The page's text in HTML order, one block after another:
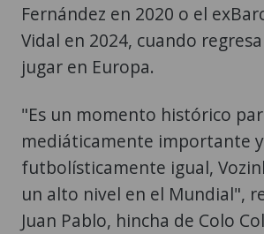
Fernández en 2020 o el
Vidal en 2024, cuando
jugar en Europa.
"Es un momento histórico
mediáticamente importante y
futbolísticamente igual,
un alto nivel en el Mundial",
Juan Pablo, hincha de Colo